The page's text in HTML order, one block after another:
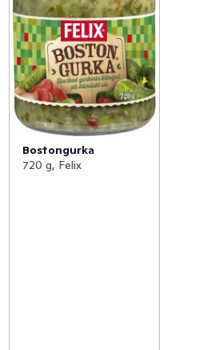
Bostongurka
720 g, Felix